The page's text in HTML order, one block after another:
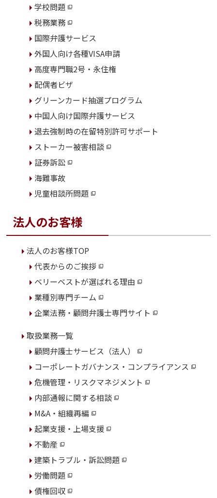
学校問題
税務業務
国際弁護サービス
外国人向け各種VISA申請
高度専門職2号・永住権
配偶者ビザ
グリーンカード抽選プログラム
中国人向け国際弁護サービス
退去強制時の在留特別許可サポート
ストーカー被害相談
証券訴訟
海難事故
児童相談所問題
法人のお客様
法人のお客様TOP
代表からのご挨拶
ベリーベストが選ばれる理由
業種別専門チーム
企業法務・顧問弁護士専門サイト
取扱業務一覧
顧問弁護士サービス（法人）
コーポレートガバナンス・コンプライアンス
危機管理・リスクマネジメント
内部通報に関する相談
M&A・組織再編
起業支援・上場支援
不動産
建築トラブル・訴訟問題
労働問題
債権回収